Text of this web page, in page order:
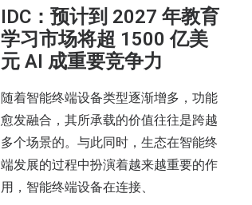
IDC：预计到 2027 年教育
学习市场将超 1500 亿美
元 AI 成重要竞争力
随着智能终端设备类型逐渐增多，功能
愈发融合，其所承载的价值往往是跨越
多个场景的。与此同时，生态在智能终
端发展的过程中扮演着越来越重要的作
用，智能终端设备在连接、